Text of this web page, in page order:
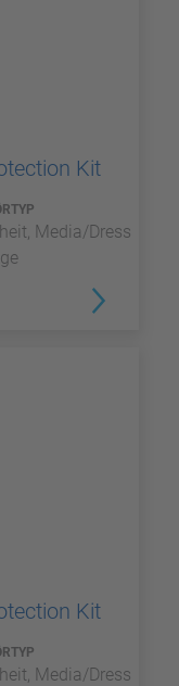
Kit
Media/Dress
Kit
Media/Dress